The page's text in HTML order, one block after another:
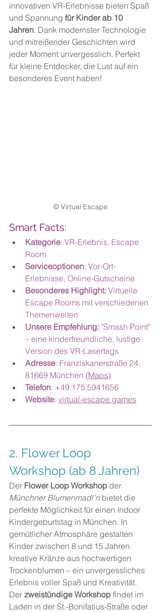
innovativen VR-Erlebnisse bieten Spaß
und Spannung für Kinder ab 10
Jahren. Dank modernster Technologie
und mitreißender Geschichten wird
jeder Moment unvergesslich. Perfekt
für kleine Entdecker, die Lust auf ein
besonderes Event haben!
© Virtual Escape
Smart Facts:
Kategorie: VR-Erlebnis, Escape
Room
Serviceoptionen: Vor-Ort-
Erlebnisse, Online-Gutscheine
Besonderes Highlight: Virtuelle
Escape Rooms mit verschiedenen
Themenwelten
Unsere Empfehlung: "Smash Point"
– eine kinderfreundliche, lustige
Version des VR-Lasertags
Adresse: Franziskanerstraße 24,
81669 München (Maps)
Telefon: +49 175 5941656
Website: virtual-escape.games
2. Flower Loop
Workshop (ab 8 Jahren)
Der Flower Loop Workshop der
Münchner Blumenmadl’n bietet die
perfekte Möglichkeit für einen Indoor
Kindergeburtstag in München. In
gemütlicher Atmosphäre gestalten
Kinder zwischen 8 und 15 Jahren
kreative Kränze aus hochwertigen
Trockenblumen – ein unvergessliches
Erlebnis voller Spaß und Kreativität.
Der zweistündige Workshop findet im
Laden in der St.-Bonifatius-Straße oder